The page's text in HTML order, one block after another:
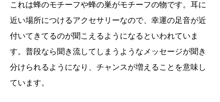
これは蜂のモチーフや蜂の巣がモチーフの物です。耳に
近い場所につけるアクセサリーなので、幸運の足音が近
付いてきてるのが聞こえるようになるといわれていま
す。普段なら聞き流してしまうようなメッセージが聞き
分けられるようになり、チャンスが増えることを意味し
ています。